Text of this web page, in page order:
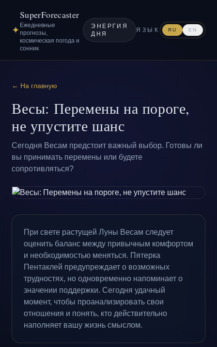
✦
SuperForecaster
Ежедневные
прогнозы,
космическая погода и
сонник
ЭНЕРГИЯ
ДНЯ
ЯЗЫК RU EN
← На главную
Весы: Перемены на пороге,
не упустите шанс
Сегодня Весам предстоит важный выбор. Готовы ли
вы принимать перемены или будете
сопротивляться?
При свете растущей Луны Весам следует
оценить баланс между привычным комфортом
и необходимостью меняться. Пятерка
Пентаклей предупреждает о возможных
трудностях, но одновременно напоминает о
значении поддержки. Сегодня удачный
момент, чтобы проанализировать свои
отношения и понять, кто действительно
наполняет вашу жизнь смыслом.